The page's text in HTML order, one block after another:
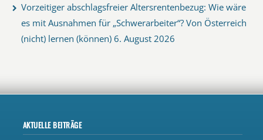
Vorzeitiger abschlagsfreier Altersrentenbezug: Wie wäre
es mit Ausnahmen für „Schwerarbeiter“? Von Österreich
(nicht) lernen (können) 6. August 2026
AKTUELLE BEITRÄGE